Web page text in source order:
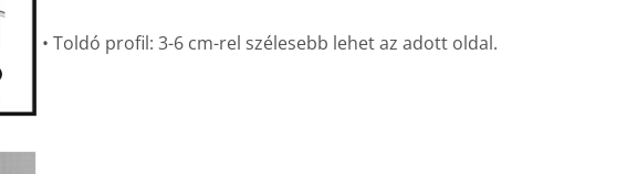
• Toldó profil: 3-6 cm-rel szélesebb lehet az adott oldal.